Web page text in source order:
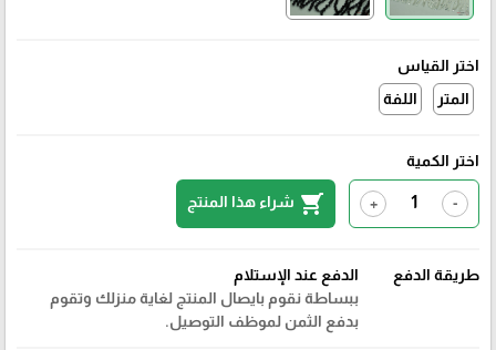
اختر القياس
المتر
اللفة
اختر الكمية
-
+
shopping_cart شراء هذا المنتج
طريقة الدفع
الدفع عند الإستلام
ببساطة نقوم بايصال المنتج لغاية منزلك وتقوم
بدفع الثمن لموظف التوصيل.